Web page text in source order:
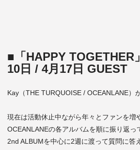
■「HAPPY TOGETHER
10日 / 4月17日 GUEST
Kay（THE TURQUOISE / OCEANLANE）
現在は活動休止中ながら年々とファンを増
OCEANLANEの各アルバムを順に振り返っ
2nd ALBUMを中心に2週に渡って質問に答